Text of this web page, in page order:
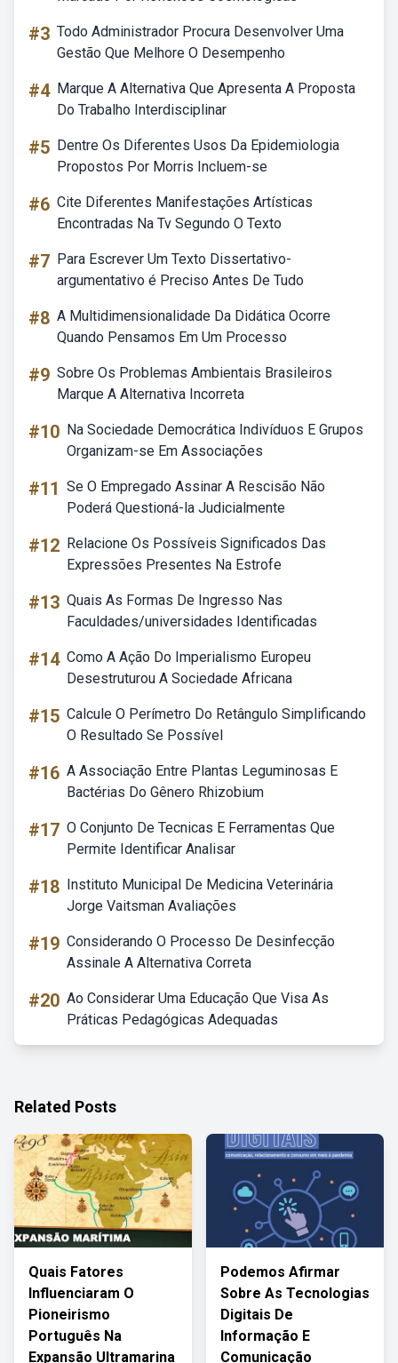
#3 Todo Administrador Procura Desenvolver Uma
Gestão Que Melhore O Desempenho
#4 Marque A Alternativa Que Apresenta A Proposta
Do Trabalho Interdisciplinar
#5 Dentre Os Diferentes Usos Da Epidemiologia
Propostos Por Morris Incluem-se
#6 Cite Diferentes Manifestações Artísticas
Encontradas Na Tv Segundo O Texto
#7 Para Escrever Um Texto Dissertativo-
argumentativo é Preciso Antes De Tudo
#8 A Multidimensionalidade Da Didática Ocorre
Quando Pensamos Em Um Processo
#9 Sobre Os Problemas Ambientais Brasileiros
Marque A Alternativa Incorreta
#10 Na Sociedade Democrática Indivíduos E Grupos
Organizam-se Em Associações
#11 Se O Empregado Assinar A Rescisão Não
Poderá Questioná-la Judicialmente
#12 Relacione Os Possíveis Significados Das
Expressões Presentes Na Estrofe
#13 Quais As Formas De Ingresso Nas
Faculdades/universidades Identificadas
#14 Como A Ação Do Imperialismo Europeu
Desestruturou A Sociedade Africana
#15 Calcule O Perímetro Do Retângulo Simplificando
O Resultado Se Possível
#16 A Associação Entre Plantas Leguminosas E
Bactérias Do Gênero Rhizobium
#17 O Conjunto De Tecnicas E Ferramentas Que
Permite Identificar Analisar
#18 Instituto Municipal De Medicina Veterinária
Jorge Vaitsman Avaliações
#19 Considerando O Processo De Desinfecção
Assinale A Alternativa Correta
#20 Ao Considerar Uma Educação Que Visa As
Práticas Pedagógicas Adequadas
Related Posts
Quais Fatores
Influenciaram O
Pioneirismo
Português Na
Expansão Ultramarina
Podemos Afirmar
Sobre As Tecnologias
Digitais De
Informação E
Comunicação